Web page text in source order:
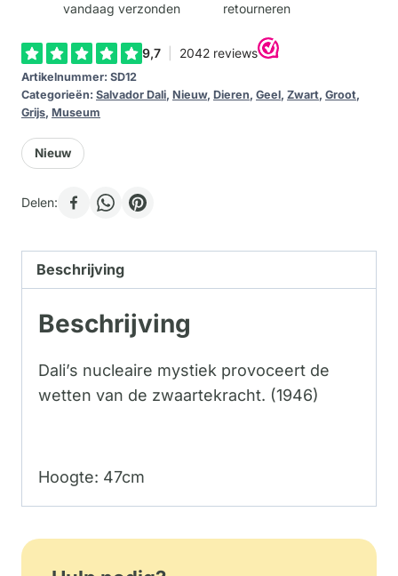
Antonius
(Olifant)
Large
aantal
vandaag verzonden
retourneren
Artikelnummer: SD12
Categorieën: Salvador Dali, Nieuw, Dieren, Geel, Zwart, Groot,
Grijs, Museum
Nieuw
Delen:
Beschrijving
Beschrijving
Dali’s nucleaire mystiek provoceert de
wetten van de zwaartekracht. (1946)
Hoogte: 47cm